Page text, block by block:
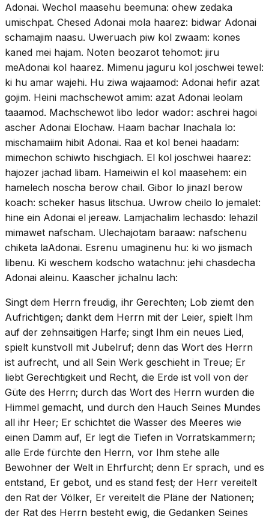
Adonai. Wechol maasehu beemuna: ohew zedaka
umischpat. Chesed Adonai mola haarez: bidwar Adonai
schamajim naasu. Uweruach piw kol zwaam: kones
kaned mei hajam. Noten beozarot tehomot: jiru
meAdonai kol haarez. Mimenu jaguru kol joschwei tewel:
ki hu amar wajehi. Hu ziwa wajaamod: Adonai hefir azat
gojim. Heini machschewot amim: azat Adonai leolam
taaamod. Machschewot libo ledor wador: aschrei hagoi
ascher Adonai Elochaw. Haam bachar lnachala lo:
mischamaiim hibit Adonai. Raa et kol benei haadam:
mimechon schiwto hischgiach. El kol joschwei haarez:
hajozer jachad libam. Hameiwin el kol maasehem: ein
hamelech noscha berow chail. Gibor lo jinazl berow
koach: scheker hasus litschua. Uwrow cheilo lo jemalet:
hine ein Adonai el jereaw. Lamjachalim lechasdo: lehazil
mimawet nafscham. Ulechajotam baraaw: nafschenu
chiketa laAdonai. Esrenu umaginenu hu: ki wo jismach
libenu. Ki weschem kodscho watachnu: jehi chasdecha
Adonai aleinu. Kaascher jichalnu lach:
Singt dem Herrn freudig, ihr Gerechten; Lob ziemt den
Aufrichtigen; dankt dem Herrn mit der Leier, spielt Ihm
auf der zehnsaitigen Harfe; singt Ihm ein neues Lied,
spielt kunstvoll mit Jubelruf; denn das Wort des Herrn
ist aufrecht, und all Sein Werk geschieht in Treue; Er
liebt Gerechtigkeit und Recht, die Erde ist voll von der
Güte des Herrn; durch das Wort des Herrn wurden die
Himmel gemacht, und durch den Hauch Seines Mundes
all ihr Heer; Er schichtet die Wasser des Meeres wie
einen Damm auf, Er legt die Tiefen in Vorratskammern;
alle Erde fürchte den Herrn, vor Ihm stehe alle
Bewohner der Welt in Ehrfurcht; denn Er sprach, und es
entstand, Er gebot, und es stand fest; der Herr vereitelt
den Rat der Völker, Er vereitelt die Pläne der Nationen;
der Rat des Herrn besteht ewig, die Gedanken Seines